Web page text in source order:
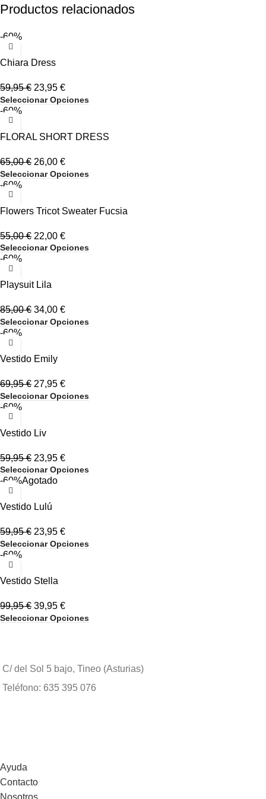
Productos relacionados
-60%
Chiara Dress
59,95€ 23,95 €
Seleccionar Opciones
-60%
FLORAL SHORT DRESS
65,00€ 26,00 €
Seleccionar Opciones
-60%
Flowers Tricot Sweater Fucsia
55,00€ 22,00 €
Seleccionar Opciones
-60%
Playsuit Lila
85,00€ 34,00 €
Seleccionar Opciones
-60%
Vestido Emily
69,95€ 27,95 €
Seleccionar Opciones
-60%
Vestido Liv
59,95€ 23,95 €
Seleccionar Opciones
-60%Agotado
Vestido Lulú
59,95€ 23,95 €
Seleccionar Opciones
-60%
Vestido Stella
99,95€ 39,95 €
Seleccionar Opciones
C/ del Sol 5 bajo, Tineo (Asturias)
Teléfono: 635 395 076
Ayuda
Contacto
Nosotros